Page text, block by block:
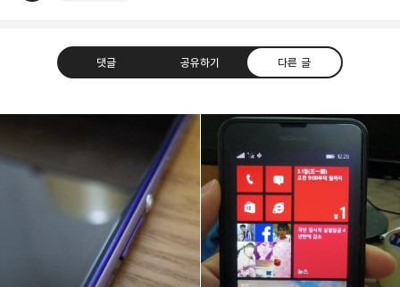
댓글 공유하기 다른 글
thebravepost.com
bravesjb@gmail.com, South Korea, Since 2004
카카오톡 라인 트위터